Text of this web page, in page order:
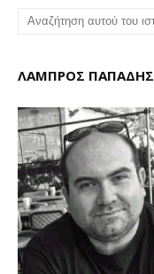
ΛΑΜΠΡΟΣ ΠΑΠΑΔΗΣ